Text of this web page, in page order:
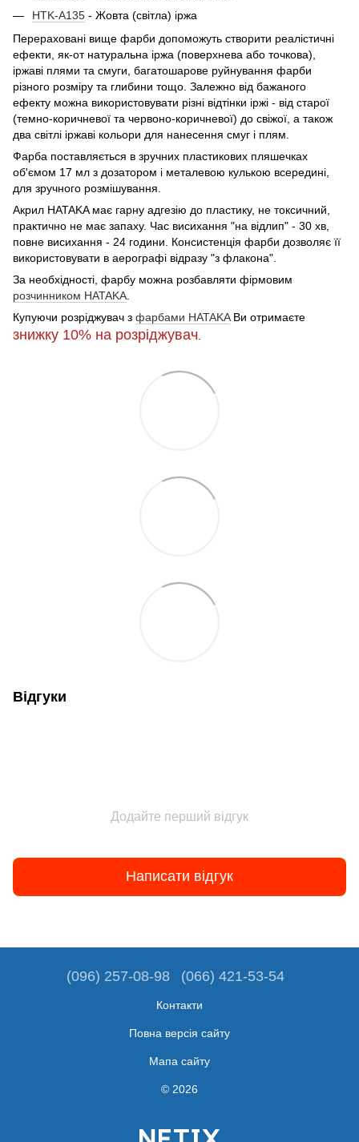
HTK-A135 - Жовта (світла) іржа
Перераховані вище фарби допоможуть створити реалістичні
ефекти, як-от натуральна іржа (поверхнева або точкова),
іржаві плями та смуги, багатошарове руйнування фарби
різного розміру та глибини тощо. Залежно від бажаного
ефекту можна використовувати різні відтінки іржі - від старої
(темно-коричневої та червоно-коричневої) до свіжої, а також
два світлі іржаві кольори для нанесення смуг і плям.
Фарба поставляється в зручних пластикових пляшечках
об'ємом 17 мл з дозатором і металевою кулькою всередині,
для зручного розмішування.
Акрил HATAKA має гарну адгезію до пластику, не токсичний,
практично не має запаху. Час висихання "на відлип" - 30 хв,
повне висихання - 24 години. Консистенція фарби дозволяє її
використовувати в аерографі відразу "з флакона".
За необхідності, фарбу можна розбавляти фірмовим
розчинником HATAKA
Купуючи розріджувач з фарбами HATAKAВи отримаєте
знижку 10% на розріджувач
Відгуки
Додайте перший відгук
Написати відгук
(096) 257-08-98 (066) 421-53-54
Контакти
Повна версія сайту
Мапа сайту
© 2026